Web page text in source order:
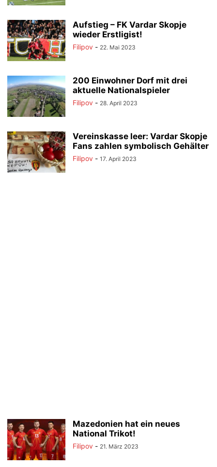
Aufstieg – FK Vardar Skopje
wieder Erstligist!
Filipov - 22. Mai 2023
200 Einwohner Dorf mit drei
aktuelle Nationalspieler
Filipov - 28. April 2023
Vereinskasse leer: Vardar Skopje
Fans zahlen symbolisch Gehälter
Filipov - 17. April 2023
Mazedonien hat ein neues
National Trikot!
Filipov - 21. März 2023